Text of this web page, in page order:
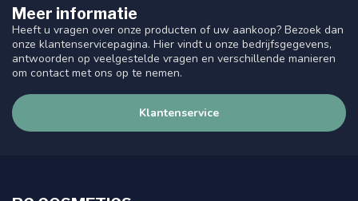
Meer informatie
Heeft u vragen over onze producten of uw aankoop? Bezoek dan
onze klantenservicepagina. Hier vindt u onze bedrijfsgegevens,
antwoorden op veelgestelde vragen en verschillende manieren
om contact met ons op te nemen.
Klantenservice